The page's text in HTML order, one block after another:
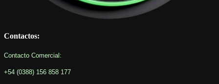
Contactos:
Contacto Comercial:
+54 (0388) 156 858 177